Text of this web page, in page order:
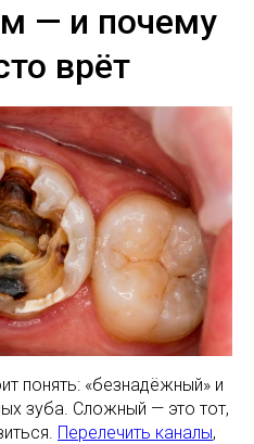
— и почему
врёт
понять: «безнадёжный» и
зуба. Сложный — это тот,
Перелечить каналы,